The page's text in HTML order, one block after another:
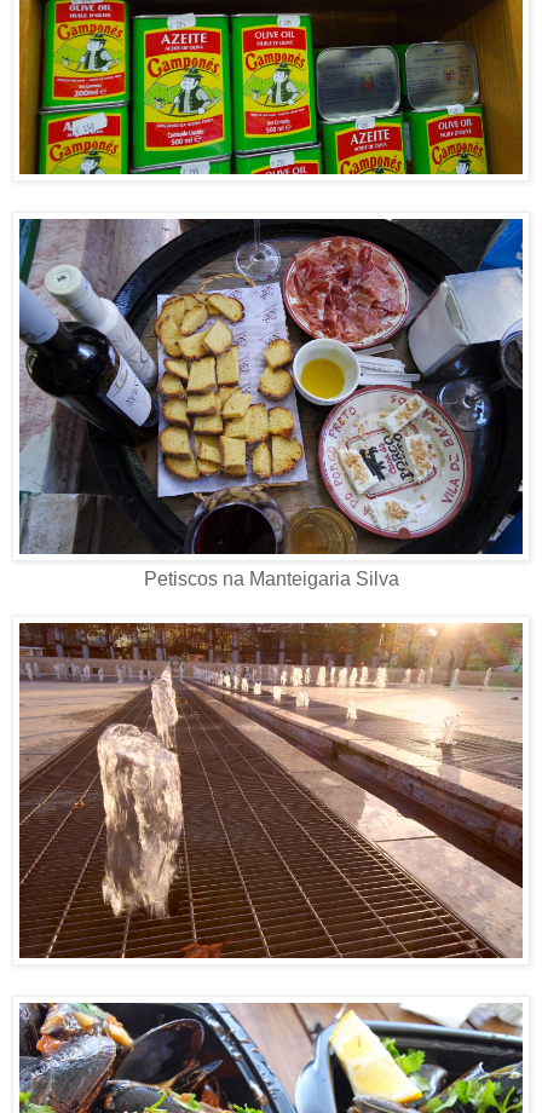
Petiscos na Manteigaria Silva